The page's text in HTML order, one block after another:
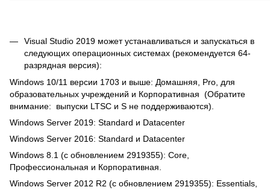
Visual Studio 2019 может устанавливаться и запускаться в
следующих операционных системах (рекомендуется 64-
разрядная версия):
Windows 10/11 версии 1703 и выше: Домашняя, Pro, для
образовательных учреждений и Корпоративная (Обратите
внимание: выпуски LTSC и S не поддерживаются).
Windows Server 2019: Standard и Datacenter
Windows Server 2016: Standard и Datacenter
Windows 8.1 (с обновлением 2919355): Core,
Профессиональная и Корпоративная.
Windows Server 2012 R2 (с обновлением 2919355): Essentials,